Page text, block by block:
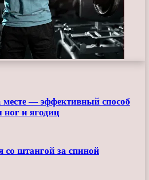
— эффективный способ
ног и ягодиц
со штангой за спиной